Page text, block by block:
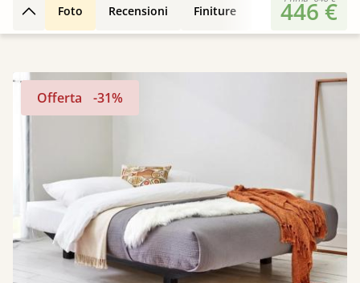
Torna suFoto Recensioni Finiture Design 3D
446 €
Offerta -31%